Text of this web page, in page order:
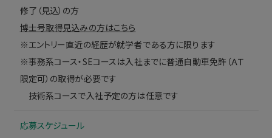
修了（見込）の方
博士号取得見込みの方はこちら
※エントリー直近の経歴が就学者である方に限ります
※事務系コース・SEコースは入社までに普通自動車免許（ＡＴ
限定可）の取得が必要です
技術系コースで入社予定の方は任意です
応募スケジュール